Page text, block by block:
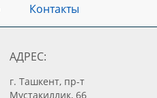
Контакты
АДРЕС:
г. Ташкент, пр-т
Мустакиллик, 66